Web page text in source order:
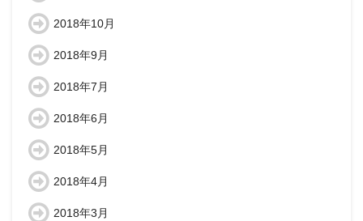
2018年10月
2018年9月
2018年7月
2018年6月
2018年5月
2018年4月
2018年3月